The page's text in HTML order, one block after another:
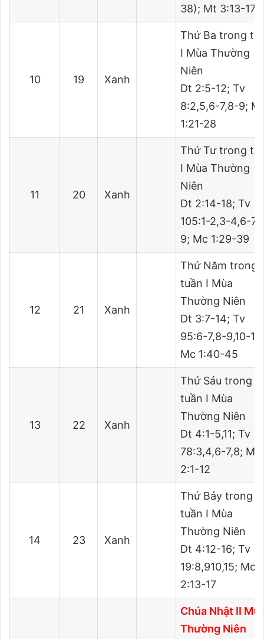
38); Mt 3:13-17
10 19 Xanh
Thứ Ba trong
I Mùa Thường
Niên
Dt 2:5-12; Tv
8:2,5,6-7,8-9;
1:21-28
11 20 Xanh
Thứ Tư trong
I Mùa Thường
Niên
Dt 2:14-18; Tv
105:1-2,3-4,6-
9; Mc 1:29-39
12 21 Xanh
Thứ Năm trong
tuần I Mùa
Thường Niên
Dt 3:7-14; Tv
95:6-7,8-9,10-11;
Mc 1:40-45
13 22 Xanh
Thứ Sáu trong
tuần I Mùa
Thường Niên
Dt 4:1-5,11; Tv
78:3,4,6-7,8; Mc
2:1-12
14 23 Xanh
Thứ Bảy trong
tuần I Mùa
Thường Niên
Dt 4:12-16; Tv
19:8,910,15; Mc
2:13-17
Chúa Nhật II
Thường Niên